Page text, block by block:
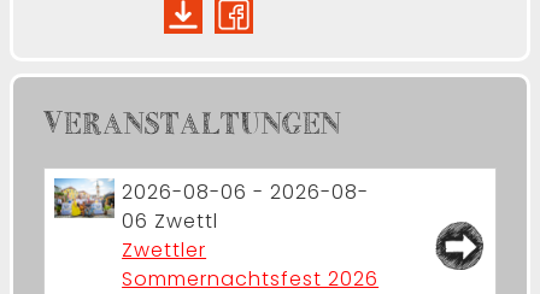
VERANSTALTUNGEN
2026-08-06 - 2026-08-
06 Zwettl
Zwettler
Sommernachtsfest 2026